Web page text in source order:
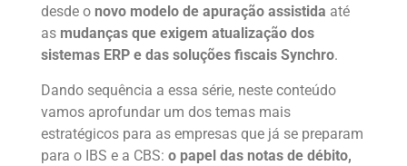
desde o novo modelo de apuração assistida até
as mudanças que exigem atualização dos
sistemas ERP e das soluções fiscais Synchro.
Dando sequência a essa série, neste conteúdo
vamos aprofundar um dos temas mais
estratégicos para as empresas que já se preparam
para o IBS e a CBS: o papel das notas de débito,